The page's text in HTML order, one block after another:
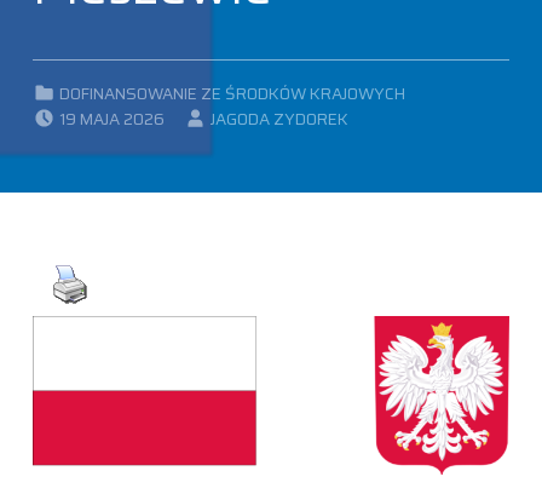
CATEGORIZED IN:
DOFINANSOWANIE ZE ŚRODKÓW KRAJOWYCH
POSTED ON:
19 MAJA 2026 WRITTEN BY:
JAGODA ZYDOREK